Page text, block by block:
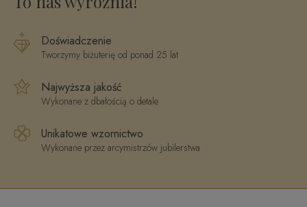
Doświadczenie
Tworzymy biżuterię od ponad 25 lat
Najwyższa jakość
Wykonane z dbałością o detale
Unikatowe wzornictwo
Wykonane przez arcymistrzów jubilerstwa